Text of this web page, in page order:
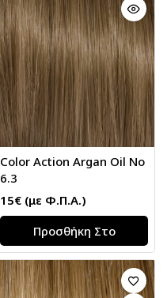
Color Action Argan Oil Νο
6.3
15€ (με Φ.Π.Α.)
Προσθήκη Στο
Καλάθι